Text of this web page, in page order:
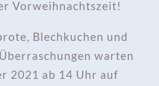
Vorweihnachtszeit!
Blechkuchen und
warten
2021 ab 14 Uhr auf